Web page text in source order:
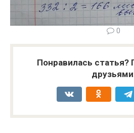
0
Понравилась статья?